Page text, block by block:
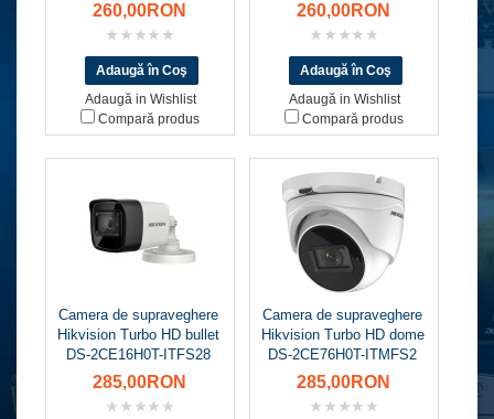
260,00RON
Adaugă in Wishlist
Compară produs
260,00RON
Adaugă in Wishlist
Compară produs
Camera de supraveghere
Hikvision Turbo HD bullet
DS-2CE16H0T-ITFS28
285,00RON
Camera de supraveghere
Hikvision Turbo HD dome
DS-2CE76H0T-ITMFS2
285,00RON